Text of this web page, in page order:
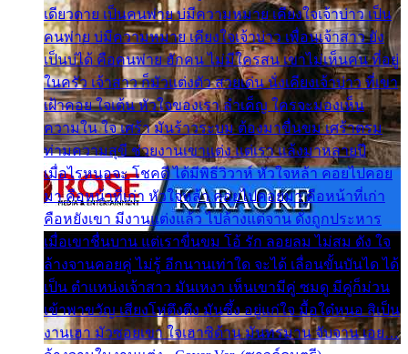
เดียวดาย เป็นคนพ่าย บ่มีความหมาย เคียงใจเจ้าบ่าว เป็น
คนพ่าย บ่มีความหมาย เคียงใจเจ้าบ่าว เพื่อนเจ้าสาว ยัง
เป็นบ่ได้ คือคนพ่าย ฮักคน ไม่มีใครสน เขาไม่เห็นคน ที่อยู่
ในครัว เจ้าสาว ก็มัวแต่งตัว สวยเด่น นั่งเคียงเจ้าบ่าว ที่เขา
เฝ้าคอย ใจเต้น หัวใจของเรา ลำเค็ญ ใครจะมองเห็น
ความใน ใจ เศร้า มันร้าวระบม ต้องมาขื่นขม เศร้าตรม
ท่ามความสุขี ช่วยงานเขาแต่ง แต่เรา แล้งมาหลายปี
เมื่อไรหนอจะ โชคดี ได้มีพิธีวิวาห์ หัวใจหล้า คอยไปคอย
มา คือหน้าที่เก่า หัวใจหล้า คอยไปคอยมา คือหน้าที่เก่า
คือหยังเขา มีงานแต่งแล้ว ไปล้างแต่จาน ดั่งถูกประหาร
เมื่อเขาชื่นบาน แต่เราขื่นขม โอ้ รัก ลอยลม ไม่สม ดัง ใจ
ล้างจานคอยคู่ ไม่รู้ อีกนานเท่าใด จะได้ เลื่อนขั้นบันได ได้
เป็น ตำแหน่งเจ้าสาว มันเหงา เห็นเขามีคู่ ซมดู มีคู่ก็ม่วน
เข้าพาขวัญ เสียงโห่ตึงตึง มันซึ้ง อยู่แก่ใจ มื้อใด๋หนอ สิเป็น
งานเฮา มัวซอยเขา ใจเฮาซิด้าน มันทรมาน จับจาน เอย…